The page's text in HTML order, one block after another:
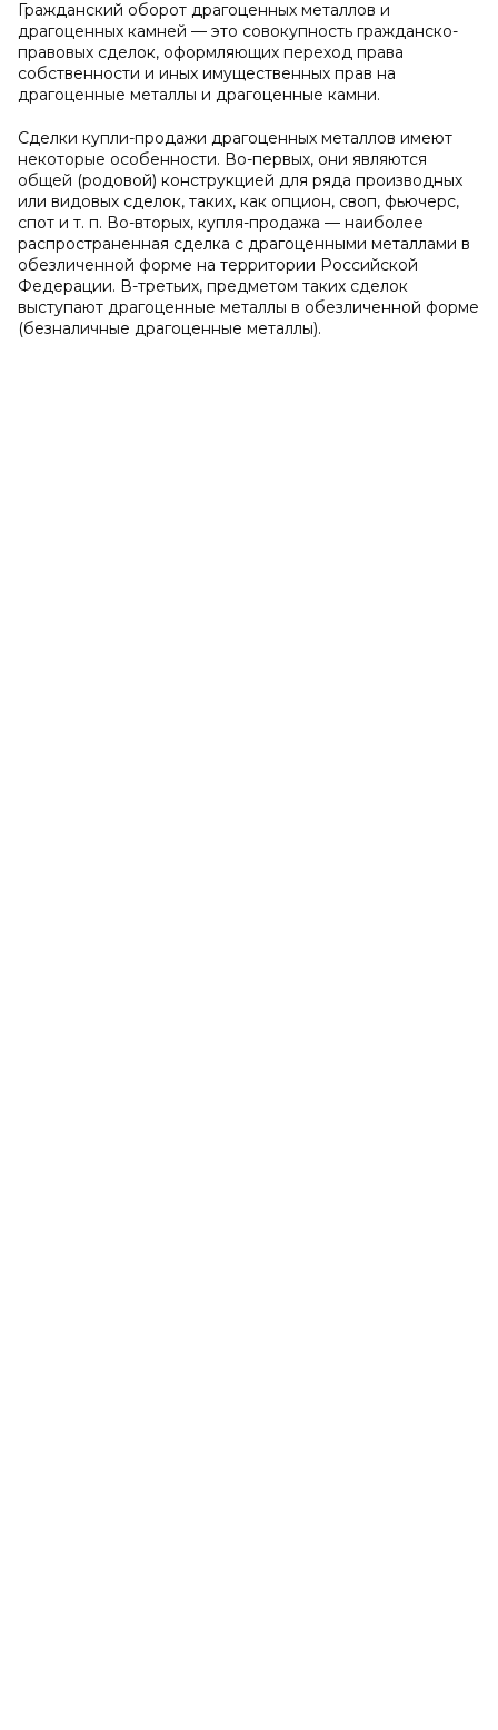
Гражданский оборот драгоценных металлов и
драгоценных камней — это совокупность гражданско-
правовых сделок, оформляющих переход права
собственности и иных имущественных прав на
драгоценные металлы и драгоценные камни.
Сделки купли-продажи драгоценных металлов имеют
некоторые особенности. Во-первых, они являются
общей (родовой) конструкцией для ряда производных
или видовых сделок, таких, как опцион, своп, фьючерс,
спот и т. п. Во-вторых, купля-продажа — наиболее
распространенная сделка с драгоценными металлами в
обезличенной форме на территории Российской
Федерации. В-третьих, предметом таких сделок
выступают драгоценные металлы в обезличенной форме
(безналичные драгоценные металлы).